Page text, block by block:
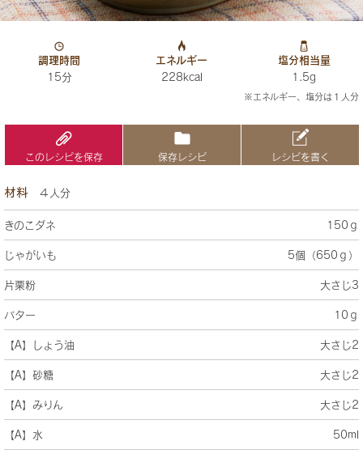
調理時間
15分
エネルギー
228kcal
塩分相当量
1.5g
※エネルギー、塩分は１人分
このレシピを保存 保存レシピ レシピを書く
材料 ４人分
きのこダネ 150ｇ
じゃがいも 5個（650ｇ）
片栗粉 大さじ3
バター 10ｇ
【A】しょう油 大さじ2
【A】砂糖 大さじ2
【A】みりん 大さじ2
【A】水 50ml